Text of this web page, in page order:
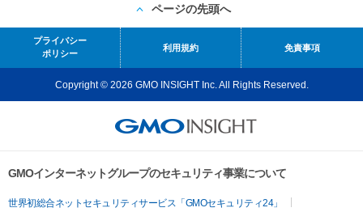
ページの先頭へ
プライバシー
ポリシー
利用規約 免責事項
Copyright © 2026 GMO INSIGHT Inc. All Rights Reserved.
GMOインターネットグループのセキュリティ事業について
世界初総合ネットセキュリティサービス「GMOセキュリティ24」